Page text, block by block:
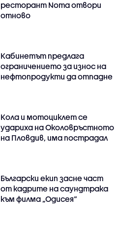
ресторант Noma отвори
отново
Кабинетът предлага
ограничението за износ на
нефтопродукти да отпадне
Кола и мотоциклет се
удариха на Околовръстното
на Пловдив, има пострадал
Български екип засне част
от кадрите на саундтрака
към филма „Одисея“